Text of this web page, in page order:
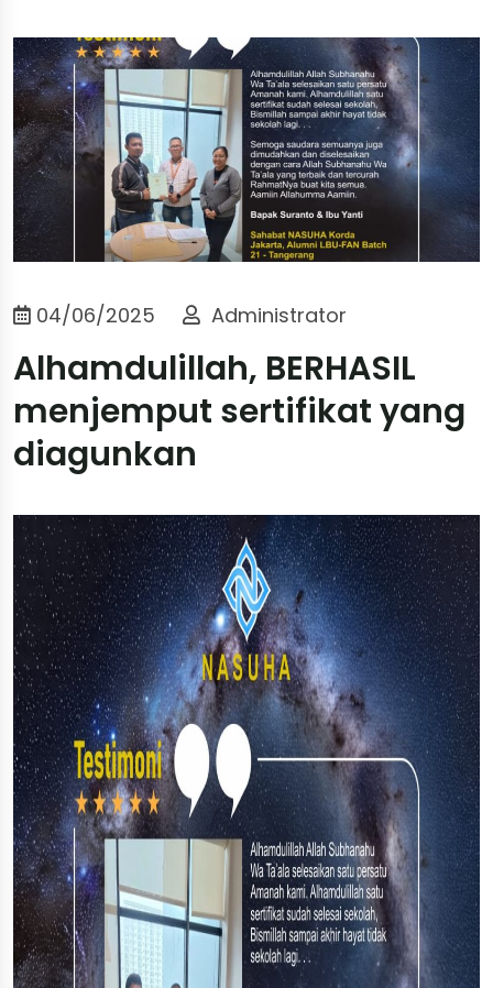
04/06/2025 Administrator
Alhamdulillah, BERHASIL
menjemput sertifikat yang
diagunkan